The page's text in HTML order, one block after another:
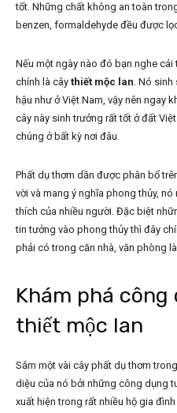
tốt. Những chất không an toàn
benzen, formaldehyde đều được
Nếu một ngày nào đó bạn nghe cái
chính là cây thiết mộc lan. Nó
hậu như ở Việt Nam, vậy nên ngay
cây này sinh trưởng rất tốt ở đất
chúng ở bất kỳ nơi đâu.
Phất dụ thơm dần được phân bổ
vời và mang ý nghĩa phong thủy,
thích của nhiều người. Đặc biệt
tin tưởng vào phong thủy thì đây
phải có trong căn nhà, văn phòng
Khám phá công
thiết mộc lan
Sắm một vài cây phất dụ thơm
diệu của nó bởi những công dụng
xuất hiện trong rất nhiều hộ gia